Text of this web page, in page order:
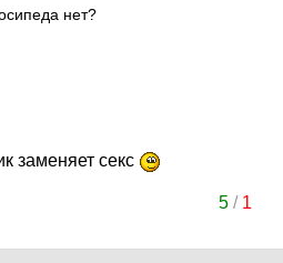
нет?
заменяет секс
5/ 1